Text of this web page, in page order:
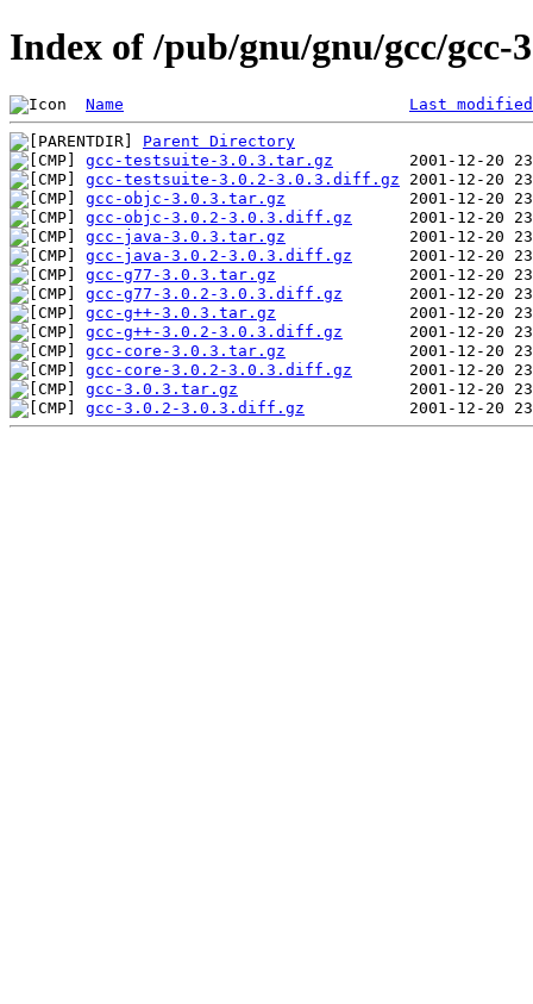
Index of /pub/gnu/gnu/gcc/gcc-
Name Last modified
Parent Directory
gcc-testsuite-3.0.3.tar.gz
gcc-testsuite-3.0.2-3.0.3.diff.gz
gcc-objc-3.0.3.tar.gz
gcc-objc-3.0.2-3.0.3.diff.gz
gcc-java-3.0.3.tar.gz
gcc-java-3.0.2-3.0.3.diff.gz
gcc-g77-3.0.3.tar.gz
gcc-g77-3.0.2-3.0.3.diff.gz
gcc-g++-3.0.3.tar.gz
gcc-g++-3.0.2-3.0.3.diff.gz
gcc-core-3.0.3.tar.gz
gcc-core-3.0.2-3.0.3.diff.gz
gcc-3.0.3.tar.gz
gcc-3.0.2-3.0.3.diff.gz